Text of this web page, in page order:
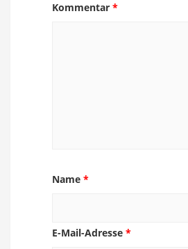
Kommentar *
Name *
E-Mail-Adresse *